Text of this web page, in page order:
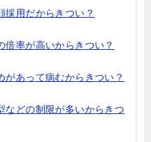
採用だからきつい？
倍率が高いからきつい？
があって病むからきつい？
などの制限が多いからきつ